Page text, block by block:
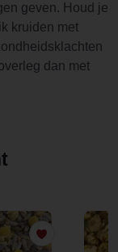
geven. Houd je
kruiden met
dan met